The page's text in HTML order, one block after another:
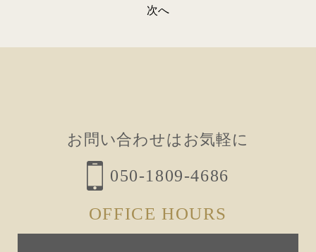
ナ
次へ
お問い合わせはお気軽に
050-1809-4686
OFFICE HOURS